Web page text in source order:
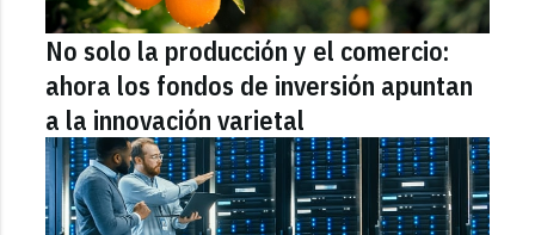
No solo la producción y el comercio:
ahora los fondos de inversión apuntan
a la innovación varietal